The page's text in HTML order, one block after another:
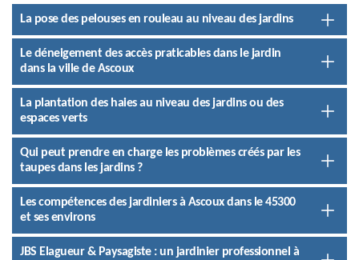
La pose des pelouses en rouleau au niveau des jardins
Le déneigement des accès praticables dans le jardin
dans la ville de Ascoux
La plantation des haies au niveau des jardins ou des
espaces verts
Qui peut prendre en charge les problèmes créés par les
taupes dans les jardins ?
Les compétences des jardiniers à Ascoux dans le 45300
et ses environs
JBS Elagueur & Paysagiste : un jardinier professionnel à